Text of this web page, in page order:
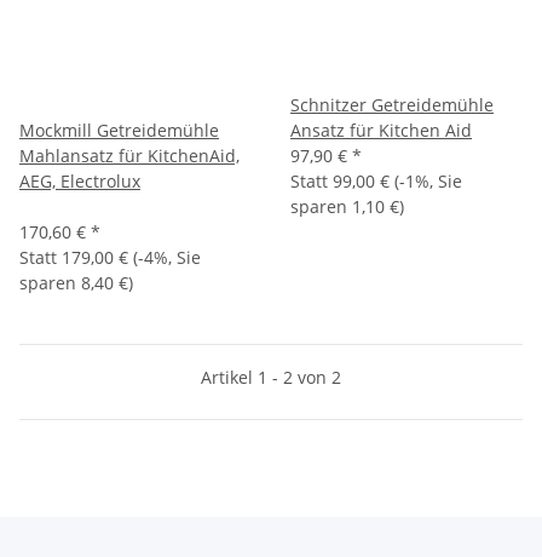
Mockmill Getreidemühle
Mahlansatz für KitchenAid,
AEG, Electrolux
170,60 € *
Statt 179,00 € (-4%, Sie
sparen 8,40 €)
Schnitzer Getreidemühle
Ansatz für Kitchen Aid
97,90 € *
Statt 99,00 € (-1%, Sie
sparen 1,10 €)
Artikel 1 - 2 von 2